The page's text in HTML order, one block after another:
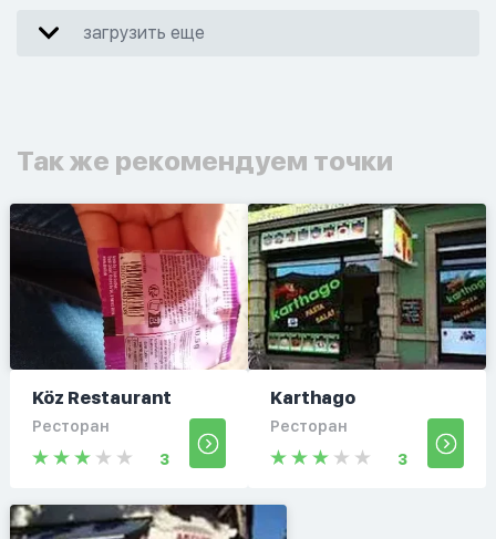
загрузить еще
Так же рекомендуем точки
Köz Restaurant
Ресторан
3
Karthago
Ресторан
3